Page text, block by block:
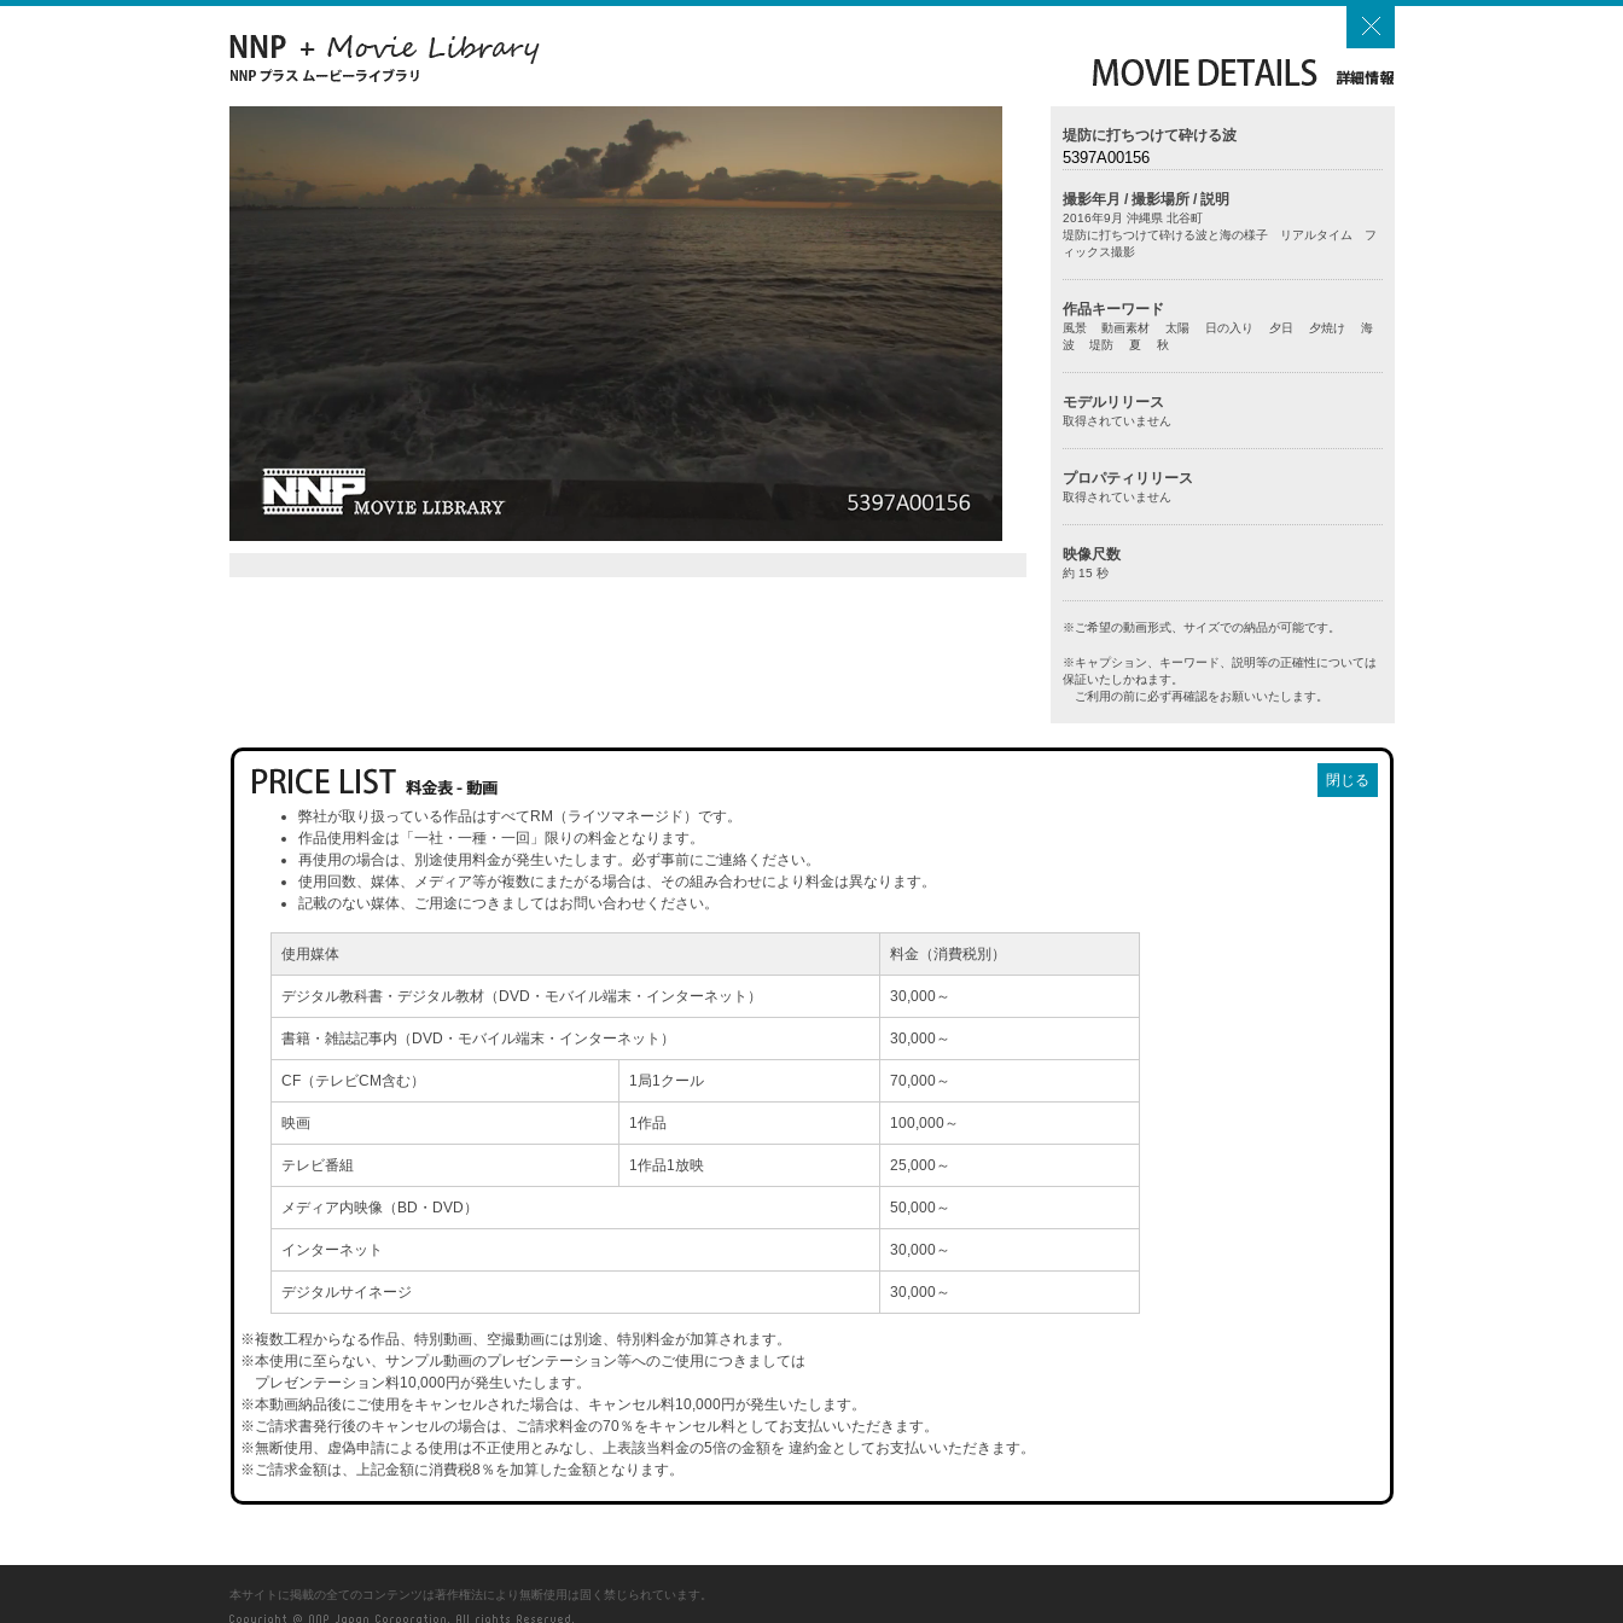
堤防に打ちつけて砕ける波
5397A00156
撮影年月 / 撮影場所 / 説明
2016年9月 沖縄県 北谷町
堤防に打ちつけて砕ける波と海の様子 リアルタイム フ
ィックス撮影
作品キーワード
風景 動画素材 太陽 日の入り 夕日 夕焼け 海
波 堤防 夏 秋
モデルリリース
取得されていません
プロパティリリース
取得されていません
映像尺数
約 15 秒
※ご希望の動画形式、サイズでの納品が可能です。
※キャプション、キーワード、説明等の正確性については
保証いたしかねます。
ご利用の前に必ず再確認をお願いいたします。
閉じる
弊社が取り扱っている作品はすべてRM（ライツマネージド）です。
作品使用料金は「一社・一種・一回」限りの料金となります。
再使用の場合は、別途使用料金が発生いたします。必ず事前にご連絡ください。
使用回数、媒体、メディア等が複数にまたがる場合は、その組み合わせにより料金は異なります。
記載のない媒体、ご用途につきましてはお問い合わせください。
使用媒体 料金（消費税別）
デジタル教科書・デジタル教材（DVD・モバイル端末・インターネット） 30,000～
書籍・雑誌記事内（DVD・モバイル端末・インターネット） 30,000～
CF（テレビCM含む） 1局1クール 70,000～
映画 1作品 100,000～
テレビ番組 1作品1放映 25,000～
メディア内映像（BD・DVD） 50,000～
インターネット 30,000～
デジタルサイネージ 30,000～
※複数工程からなる作品、特別動画、空撮動画には別途、特別料金が加算されます。
※本使用に至らない、サンプル動画のプレゼンテーション等へのご使用につきましては
プレゼンテーション料10,000円が発生いたします。
※本動画納品後にご使用をキャンセルされた場合は、キャンセル料10,000円が発生いたします。
※ご請求書発行後のキャンセルの場合は、ご請求料金の70％をキャンセル料としてお支払いいただきます。
※無断使用、虚偽申請による使用は不正使用とみなし、上表該当料金の5倍の金額を 違約金としてお支払いいただきます。
※ご請求金額は、上記金額に消費税8％を加算した金額となります。
本サイトに掲載の全てのコンテンツは著作権法により無断使用は固く禁じられています。